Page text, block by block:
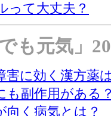
って大丈夫？
も元気」
害に効く漢方薬
も副作用がある
向く病気とは？